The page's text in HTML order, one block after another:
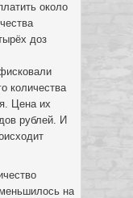
около
доз
количества
Цена их
рублей. И
на